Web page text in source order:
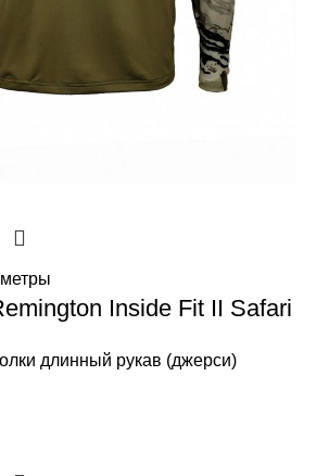
Inside Fit II Safari
длинный рукав (джерси)